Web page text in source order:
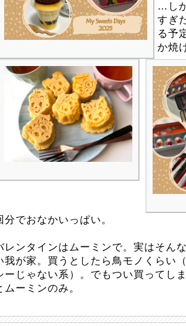
…し
すぎ
る予
か焼
分でおなかいっぱい。
レンタインはムーミンで。実はそん
我が家。買うとしたら鳥モノくらい
ーじゃない系）。でもつい買ってし
ムーミンのみ。